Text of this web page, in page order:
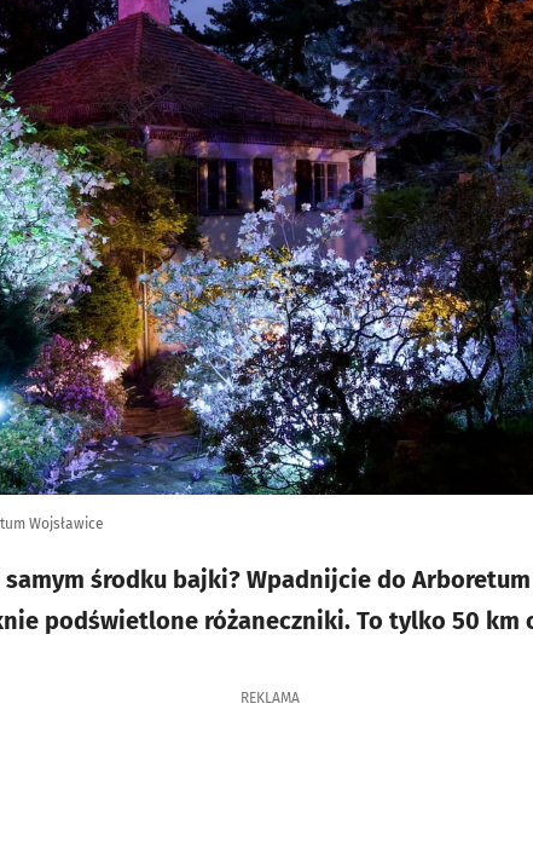
Wojsławice
środku bajki? Wpadnijcie do
podświetlone różaneczniki. To tylko 50 km
REKLAMA